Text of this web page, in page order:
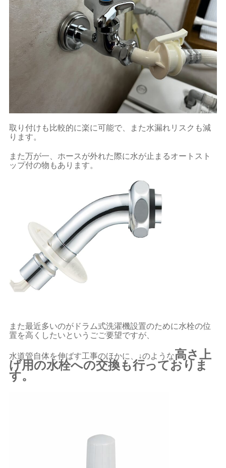
取り付けも比較的に楽に可能で、また水漏れリスクも減
ります。
また万が一、ホースが外れた際に水が止まるオートスト
ップ付の物もあります。
また最近多いのがドラム式洗濯機設置のために水栓の位
置を高くしたいというごご要望ですが、
水道管自体を伸ばす工事のほかに、↓のような高さ上
げ用の水栓への交換も行っておりま
す。